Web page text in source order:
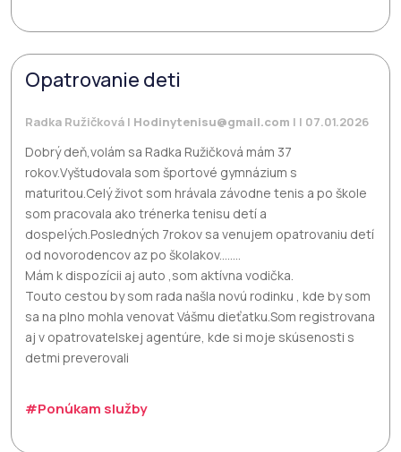
Opatrovanie deti
Radka Ružičková | Hodinytenisu@gmail.com | | 07.01.2026
Dobrý deň,volám sa Radka Ružičková mám 37
rokov.Vyštudovala som športové gymnázium s
maturitou.Celý život som hrávala závodne tenis a po škole
som pracovala ako trénerka tenisu detí a
dospelých.Posledných 7rokov sa venujem opatrovaniu detí
od novorodencov az po školakov........
Mám k dispozícii aj auto ,som aktívna vodička.
Touto cestou by som rada našla novú rodinku , kde by som
sa na plno mohla venovat Vášmu dieťatku.Som registrovana
aj v opatrovatelskej agentúre, kde si moje skúsenosti s
detmi preverovali
#Ponúkam služby